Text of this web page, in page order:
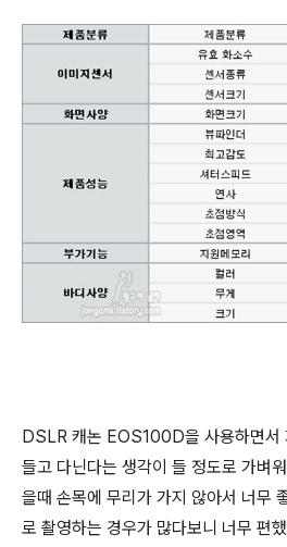
DSLR 캐논 EOS100D을 사용하면서
들고 다닌다는 생각이 들 정도로 가벼
을때 손목에 무리가 가지 않아서 너무
로 촬영하는 경우가 많다보니 너무 편